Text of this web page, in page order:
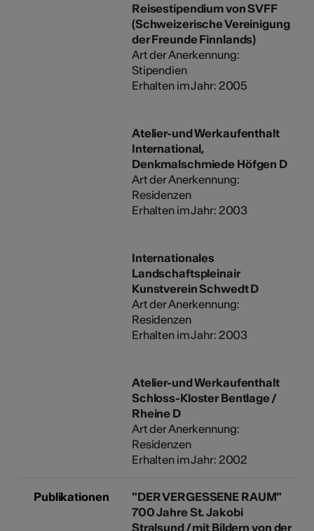
Reisestipendium von SVFF
(Schweizerische Vereinigung
der Freunde Finnlands)
Art der Anerkennung:
Stipendien
Erhalten im Jahr: 2005
Atelier-und Werkaufenthalt
International,
Denkmalschmiede Höfgen D
Art der Anerkennung:
Residenzen
Erhalten im Jahr: 2003
Internationales
Landschaftspleinair
Kunstverein Schwedt D
Art der Anerkennung:
Residenzen
Erhalten im Jahr: 2003
Atelier-und Werkaufenthalt
Schloss-Kloster Bentlage /
Rheine D
Art der Anerkennung:
Residenzen
Erhalten im Jahr: 2002
Publikationen
"DER VERGESSENE RAUM"
700 Jahre St. Jakobi
Stralsund / mit Bildern von der